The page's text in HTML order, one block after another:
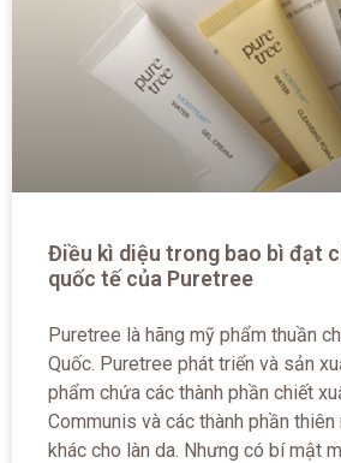
Điều kì diệu trong bao bì đạt
quốc tế của Puretree
Puretree là hãng mỹ phẩm thuần
Quốc. Puretree phát triển và sản
phẩm chứa các thành phần chiết
Communis và các thành phần thiên
khác cho làn da. Nhưng có bí mật